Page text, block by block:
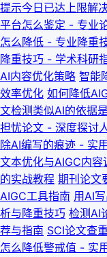
提示今日已达上限解
平台怎么鉴定 - 专业
怎么降低 - 专业降重
降重技巧 - 学术科研
AI内容优化策略 智能
效率优化 如何降低
文检测类似AI的依据
担忧论文 - 深度探讨
除AI编写的痕迹 - 实
文本优化与AIGC内容
的实战教程 期刊论文
AIGC工具指南 用AI
析与降重技巧 检测AI
荐与指南 SCI论文查
怎么降低警戒值 - 实